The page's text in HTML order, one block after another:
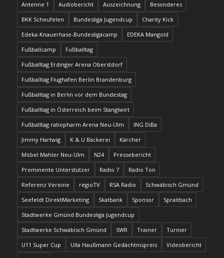
Antenne 1
Audiobericht Auszeichnung
Besonderes
BKK Scheufelen
Bundesliga Jugendcup
Charity Kick
Edeka-Knauerhase-Bundesligacamp
EDEKA Mangold
Fußballcamp
Fußballtag
Fußballtag Erdinger Arena Oberstdorf
Fußballtag Flughafen Berlin Brandenburg
Fußballtag in Berlin vor dem Bundestag
Fußballtag in Österreich beim Stanglwirt
Fußballtag ratiopharm Arena Neu-Ulm
ING DiBa
Jimmy Hartwig
K & U Bäckerei
Kärcher
Möbel Mahler Neu-Ulm
N24
Pressebericht
Prominente Unterstützer
Radio 7
Radio Ton
Referenz Vereine
regioTV RSA Radio
Schwäbisch Gmünd
Seefeldt DirektMarketing
Skatbank Sponsor
Spraitbach
Stadtwerke Gmünd Bundesliga Jugendcup
Stadtwerke Schwäbisch Gmünd
SWR Trainer
Turnier
U11 Super Cup
Ulla Haußmann Gedächtnispreis
Videobericht